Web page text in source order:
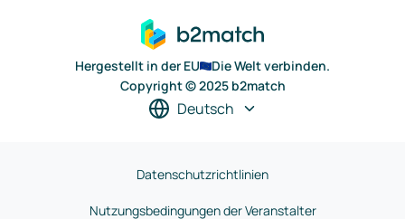
Hergestellt in der EU
Die Welt verbinden.
Copyright © 2025 b2match
Deutsch
Datenschutzrichtlinien
Nutzungsbedingungen der Veranstalter